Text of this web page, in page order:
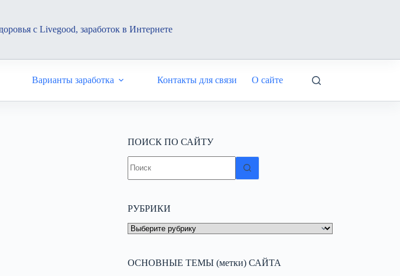
с Livegood, заработок в Интернете
Варианты заработка Контакты для связи О сайте
ПОИСК ПО САЙТУ
не
найдено
РУБРИКИ
РУБРИКИ
ОСНОВНЫЕ ТЕМЫ (метки) САЙТА